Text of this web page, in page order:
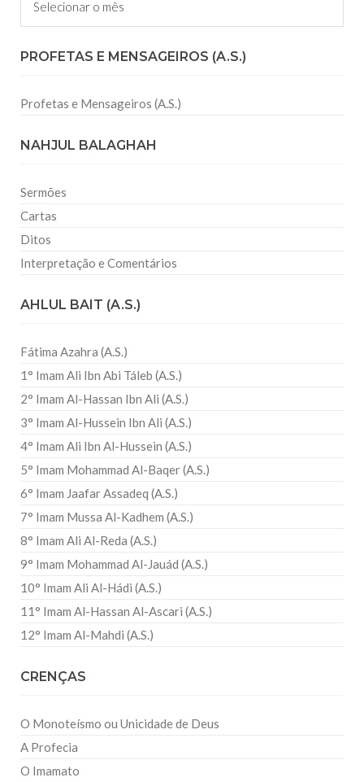
PROFETAS E MENSAGEIROS (A.S.)
Profetas e Mensageiros (A.S.)
NAHJUL BALAGHAH
Sermões
Cartas
Ditos
Interpretação e Comentários
AHLUL BAIT (A.S.)
Fátima Azahra (A.S.)
1° Imam Ali Ibn Abi Táleb (A.S.)
2° Imam Al-Hassan Ibn Ali (A.S.)
3° Imam Al-Hussein Ibn Ali (A.S.)
4° Imam Ali Ibn Al-Hussein (A.S.)
5° Imam Mohammad Al-Baqer (A.S.)
6° Imam Jaafar Assadeq (A.S.)
7° Imam Mussa Al-Kadhem (A.S.)
8° Imam Ali Al-Reda (A.S.)
9° Imam Mohammad Al-Jauád (A.S.)
10° Imam Ali Al-Hádi (A.S.)
11° Imam Al-Hassan Al-Ascari (A.S.)
12° Imam Al-Mahdi (A.S.)
CRENÇAS
O Monoteísmo ou Unicidade de Deus
A Profecia
O Imamato